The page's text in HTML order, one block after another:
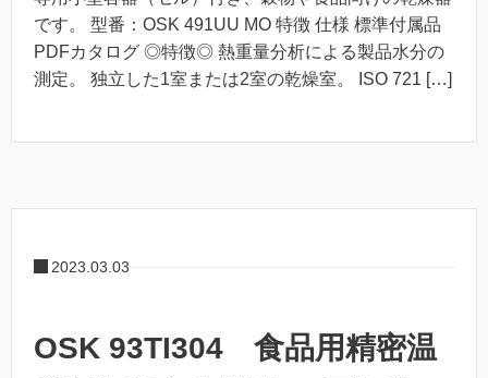
です。 型番：OSK 491UU MO 特徴 仕様 標準付属品
PDFカタログ ◎特徴◎ 熱重量分析による製品水分の
測定。 独立した1室または2室の乾燥室。 ISO 721 […]
2023.03.03
OSK 93TI304 食品用精密温